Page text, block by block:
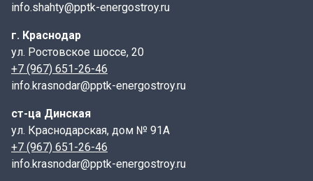
монтаж данных изделий осуществить даже при
минусовой температуре воздуха. Для защиты от
грунтовых вод и химических веществ, перед началом
строительства, лотки ЛК обрабатывают
лотками заливаются мастикой и гидроизолируются.
Укладку бетонных лотков необходимо проводить на
подготовленное основание из песка толщиной 10 см с
небольшим уклоном для отвода случайных вод.
info.shahty@pptk-energostroy.ru
г. Краснодар
ул. Ростовское шоссе, 20
+7 (967) 651-26-46
info.krasnodar@pptk-energostroy.ru
ст-ца Динская
ул. Краснодарская, дом № 91А
+7 (967) 651-26-46
info.krasnodar@pptk-energostroy.ru